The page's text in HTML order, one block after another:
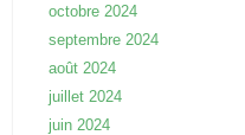
octobre 2024
septembre 2024
août 2024
juillet 2024
juin 2024